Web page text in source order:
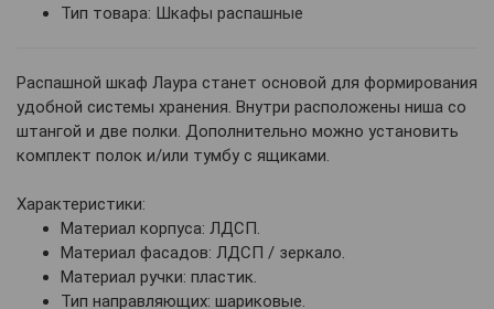
Тип товара: Шкафы распашные
Распашной шкаф Лаура станет основой для формирования
удобной системы хранения. Внутри расположены ниша со
штангой и две полки. Дополнительно можно установить
комплект полок и/или тумбу с ящиками.
Характеристики:
Материал корпуса: ЛДСП.
Материал фасадов: ЛДСП / зеркало.
Материал ручки: пластик.
Тип направляющих: шариковые.